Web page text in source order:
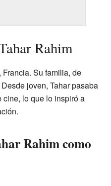
Rahim
, Francia. Su familia, de
joven, Tahar pasaba
cine, lo que lo inspiró a
Rahim como